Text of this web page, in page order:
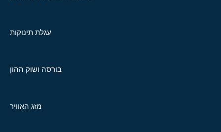
עגלת תינוקות
בורסה ושוק ההון
מזג האוויר